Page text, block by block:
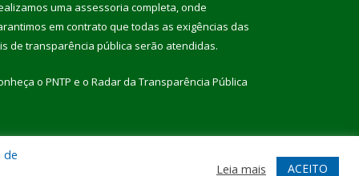
uma assessoria completa, onde
em contrato que todas as exigências das
de transparência pública serão atendidas.
o PNTP e o Radar da Transparência Pública
Acessar Webmail
de
Leia mais ACEITO